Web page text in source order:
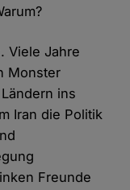
Viele Jahre
Monster
ins
Iran die Politik
Freunde